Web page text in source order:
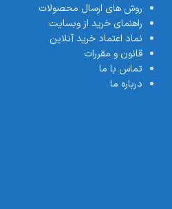
روش های ارسال محصولات
راهنمای خرید از وبسایت
نماد اعتماد خرید آنلاین
قانون و مقررات
تماس با ما
درباره ما